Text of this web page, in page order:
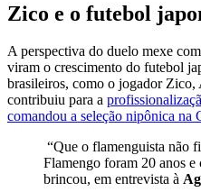
Zico e o futebol
A perspectiva do duelo mexe
viram o crescimento do futebol
brasileiros, como o jogador
contribuiu para a
comandou a seleção nipônica na
“Que o flamenguista não
Flamengo foram 20 anos e
brincou, em entrevista à